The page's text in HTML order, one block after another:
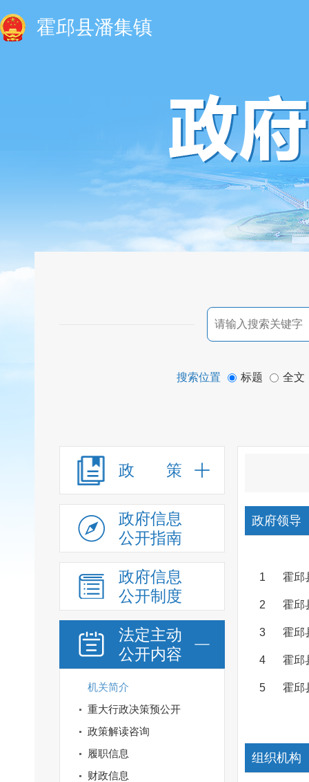
霍邱县潘集镇
搜索位置 标题 全文
政 策
政府信息
公开指南
政府信息
公开制度
法定主动
公开内容
机关简介
重大行政决策预公开
政策解读咨询
履职信息
财政信息
政府领导
1 霍邱
2 霍邱
3 霍邱
4 霍邱
5 霍邱
组织机构